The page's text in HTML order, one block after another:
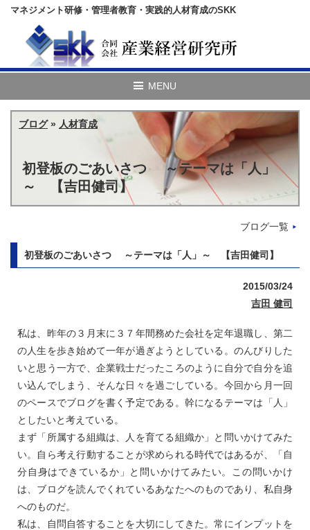
マネジメント研修・管理者教育・実践的人材育成のSKK
ブログ» 人材育成
初登板のごあいさつ ～テーマは「人」
～ 【吉田健司】
ブログ一覧
初登板のごあいさつ ～テーマは「人」～ 【吉田健司】
2015/03/24
吉田 健司
私は、昨年の３月末に３７年間務めた会社を定年退職し、第二
の人生を歩き始めて一年が過ぎようとしている。のんびりした
いと思う一方で、企業戦士だったころのように自分で自分を追
い込んでしまう、そんな日々を過ごしている。今回から月一回
のペースでブログを書く予定である。幹になるテーマは「人」
としたいと考えている。
まず「所属する組織は、人を育てる組織か」と問いかけてみた
い。自ら考え行動することが求められる時代ではあるが、「自
分自身はできているか」と問いかけてみたい。この問いかけ
は、ブログを読んでくれているあなたへのものであり、私自身
へのものだ。
私は、自問自答することを大切にしてきた。常にインプットを